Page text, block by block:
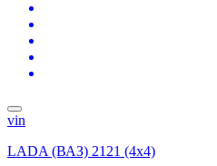
vin
LADA (ВАЗ) 2121 (4x4)